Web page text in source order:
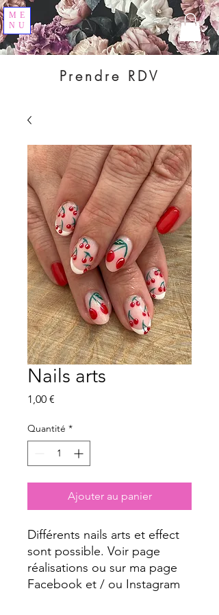
ME
NU
Prendre RDV
Nails arts
1,00 €
Quantité *
Ajouter au panier
Différents nails arts et effect
sont possible. Voir page
réalisations ou sur ma page
Facebook et / ou Instagram